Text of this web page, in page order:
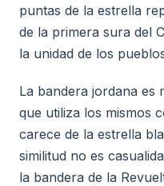
puntas de la estrella
de la primera sura del
la unidad de los
La bandera jordana es
que utiliza los mismos
carece de la estrella
similitud no es
la bandera de la